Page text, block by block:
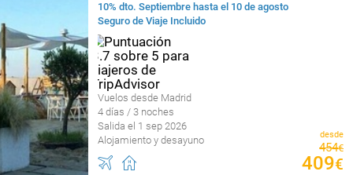
10% dto. Septiembre hasta el 10 de agosto
Seguro de Viaje Incluido
Vuelos desde Madrid
4 días / 3 noches
Salida el 1 sep 2026
Alojamiento y desayuno
desde
454€
409€